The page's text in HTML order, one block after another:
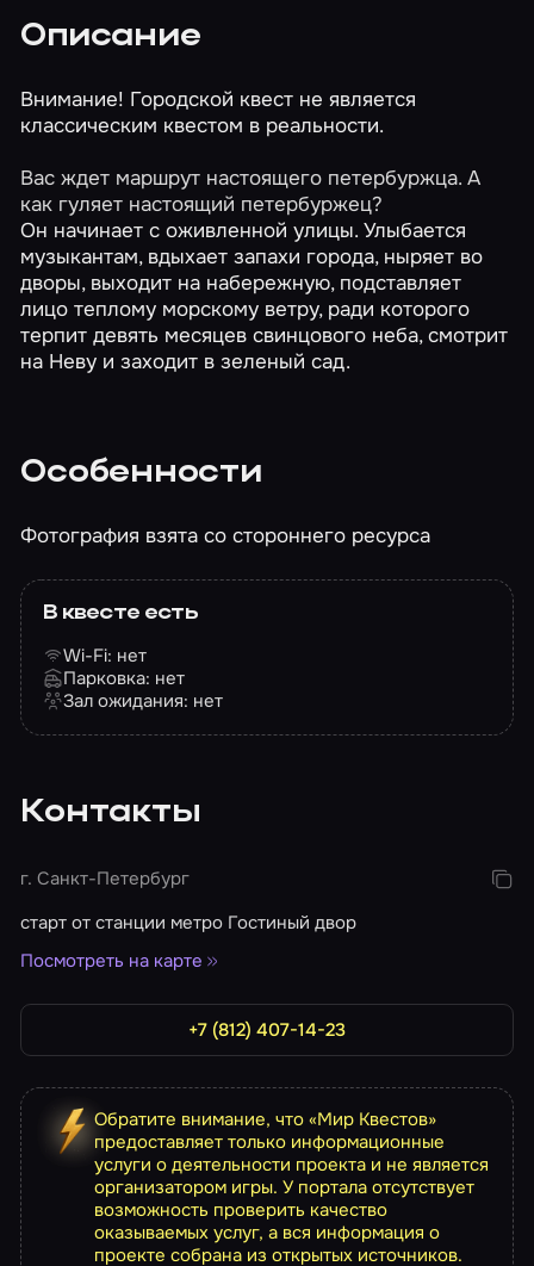
Описание
Внимание! Городской квест не является
классическим квестом в реальности.
Вас ждет маршрут настоящего петербуржца. А
как гуляет настоящий петербуржец?
Он начинает с оживленной улицы. Улыбается
музыкантам, вдыхает запахи города, ныряет во
дворы, выходит на набережную, подставляет
лицо теплому морскому ветру, ради которого
терпит девять месяцев свинцового неба, смотрит
на Неву и заходит в зеленый сад.
Особенности
Фотография взята со стороннего ресурса
В квесте есть
Wi-Fi: нет
Парковка: нет
Зал ожидания: нет
Контакты
г. Санкт-Петербург
старт от станции метро Гостиный двор
Посмотреть на карте
+7 (812) 407-14-23
Обратите внимание, что «Мир Квестов»
предоставляет только информационные
услуги о деятельности проекта и не является
организатором игры. У портала отсутствует
возможность проверить качество
оказываемых услуг, а вся информация о
проекте собрана из открытых источников.